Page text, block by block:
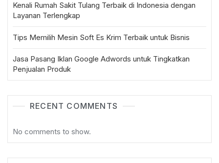
Kenali Rumah Sakit Tulang Terbaik di Indonesia dengan
Layanan Terlengkap
Tips Memilih Mesin Soft Es Krim Terbaik untuk Bisnis
Jasa Pasang Iklan Google Adwords untuk Tingkatkan
Penjualan Produk
RECENT COMMENTS
No comments to show.